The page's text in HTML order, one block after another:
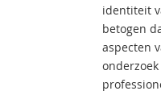
identiteit
betogen
aspecten